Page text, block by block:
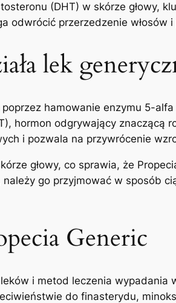
(DHT) w skórze głowy,
odwrócić przerzedzenie włosów
lek
hamowanie enzymu 5-
hormon odgrywający znaczącą
i pozwala na przywrócenie
głowy, co sprawia, że
go przyjmować w sposób
Generic
i metod leczenia wypadania
do finasterydu,